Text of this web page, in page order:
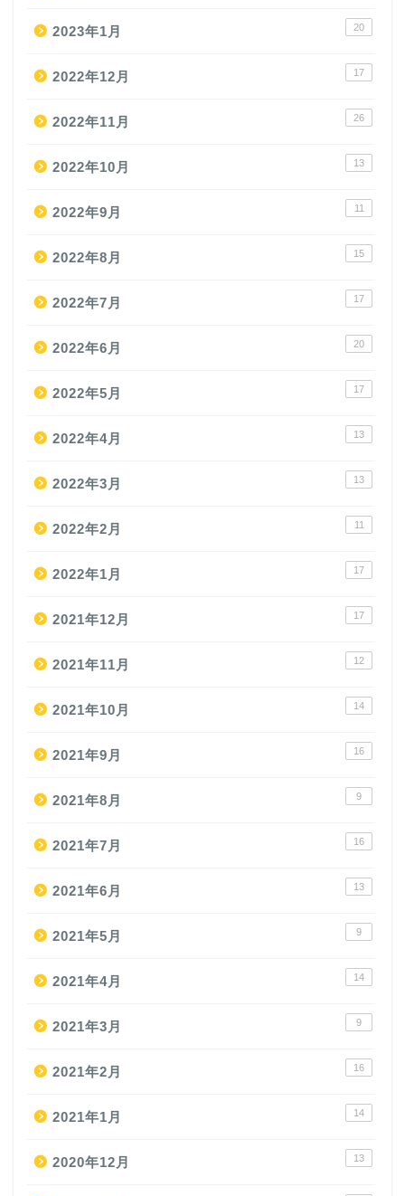
2023年1月 20
2022年12月 17
2022年11月 26
2022年10月 13
2022年9月 11
2022年8月 15
2022年7月 17
2022年6月 20
2022年5月 17
2022年4月 13
2022年3月 13
2022年2月 11
2022年1月 17
2021年12月 17
2021年11月 12
2021年10月 14
2021年9月 16
2021年8月 9
2021年7月 16
2021年6月 13
2021年5月 9
2021年4月 14
2021年3月 9
2021年2月 16
2021年1月 14
2020年12月 13